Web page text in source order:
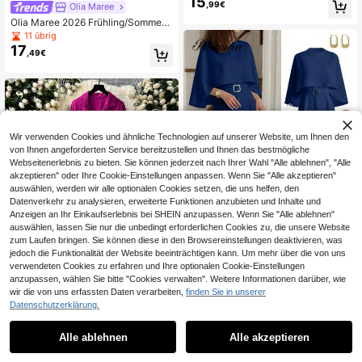
Olia Maree
Olia Maree 2026 Frühling/Sommer
Neuankömmling Französischer eleg
anter minimalistischer Langarm Stic
kerei Mesh Patchwork taillierter Me
11 übrig
17 ,49€
Modischer Jumpsuit mit Reverskrag
en und hoher Taille, lässig
,99€
0,01€ sparen
Pariaura
Pariaura Damen Winter Französisch
es elegantes Design Rundhals Ponc
ter lässiger Jumpsuit
26
Wir verwenden Cookies und ähnliche Technologien auf unserer Website, um Ihnen den
von Ihnen angeforderten Service bereitzustellen und Ihnen das bestmögliche
Webseitenerlebnis zu bieten. Sie können jederzeit nach Ihrer Wahl "Alle ablehnen", "Alle
akzeptieren" oder Ihre Cookie-Einstellungen anpassen. Wenn Sie "Alle akzeptieren"
auswählen, werden wir alle optionalen Cookies setzen, die uns helfen, den
Datenverkehr zu analysieren, erweiterte Funktionen anzubieten und Inhalte und
Anzeigen an Ihr Einkaufserlebnis bei SHEIN anzupassen. Wenn Sie "Alle ablehnen"
auswählen, lassen Sie nur die unbedingt erforderlichen Cookies zu, die unsere Website
zum Laufen bringen. Sie können diese in den Browsereinstellungen deaktivieren, was
jedoch die Funktionalität der Website beeinträchtigen kann. Um mehr über die von uns
verwendeten Cookies zu erfahren und Ihre optionalen Cookie-Einstellungen
anzupassen, wählen Sie bitte "Cookies verwalten". Weitere Informationen darüber, wie
wir die von uns erfassten Daten verarbeiten, finden Sie in unserer
Datenschutzerklärung.
Alle ablehnen Alle akzeptieren